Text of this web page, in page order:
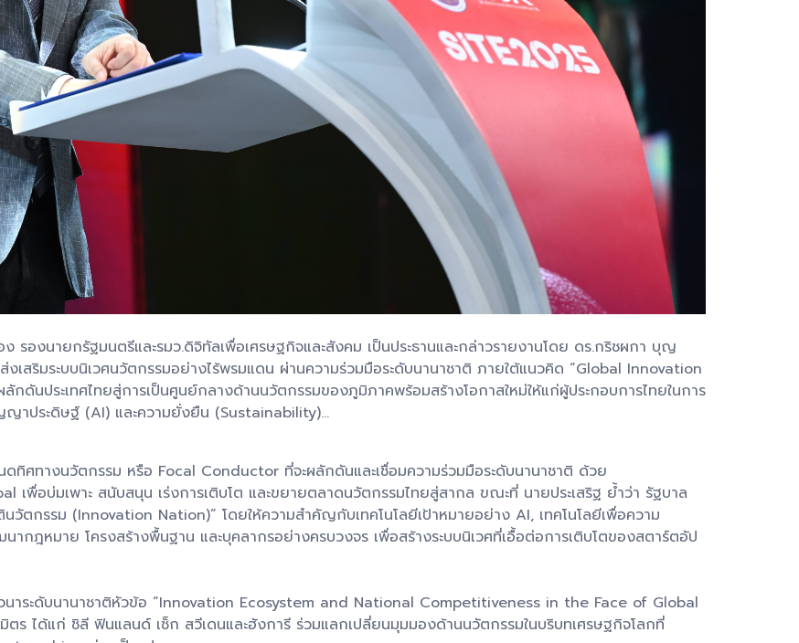
รองนายกรัฐมนตรีและรมว.ดิจิทัลเพื่อเศรษฐกิจและสังคม เป็นประธานและกล่าวรายงานโดย ดร.กริชผกา บุญ
สริมระบบนิเวศนวัตกรรมอย่างไร้พรมแดน ผ่านความร่วมมือระดับนานาชาติ ภายใต้แนวคิด “Global Innovation
ดันประเทศไทยสู่การเป็นศูนย์กลางด้านนวัตกรรมของภูมิภาคพร้อมสร้างโอกาสใหม่ให้แก่ผู้ประกอบการไทยในการ
าประดิษฐ์ (AI) และความยั่งยืน (Sustainability)...
ทิศทางนวัตกรรม หรือ Focal Conductor ที่จะผลักดันและเชื่อมความร่วมมือระดับนานาชาติ ด้วย
พื่อบ่มเพาะ สนับสนุน เร่งการเติบโต และขยายตลาดนวัตกรรมไทยสู่สากล ขณะที่ นายประเสริฐ ย้ำว่า รัฐบาล
นวัตกรรม (Innovation Nation)” โดยให้ความสำคัญกับเทคโนโลยีเป้าหมายอย่าง AI, เทคโนโลยีเพื่อความ
กฎหมาย โครงสร้างพื้นฐาน และบุคลากรอย่างครบวงจร เพื่อสร้างระบบนิเวศที่เอื้อต่อการเติบโตของสตาร์ตอัป
นาระดับนานาชาติหัวข้อ “Innovation Ecosystem and National Competitiveness in the Face of Global
ร ได้แก่ ชิลี ฟินแลนด์ เช็ก สวีเดนและฮังการี ร่วมแลกเปลี่ยนมุมมองด้านนวัตกรรมในบริบทเศรษฐกิจโลกที่